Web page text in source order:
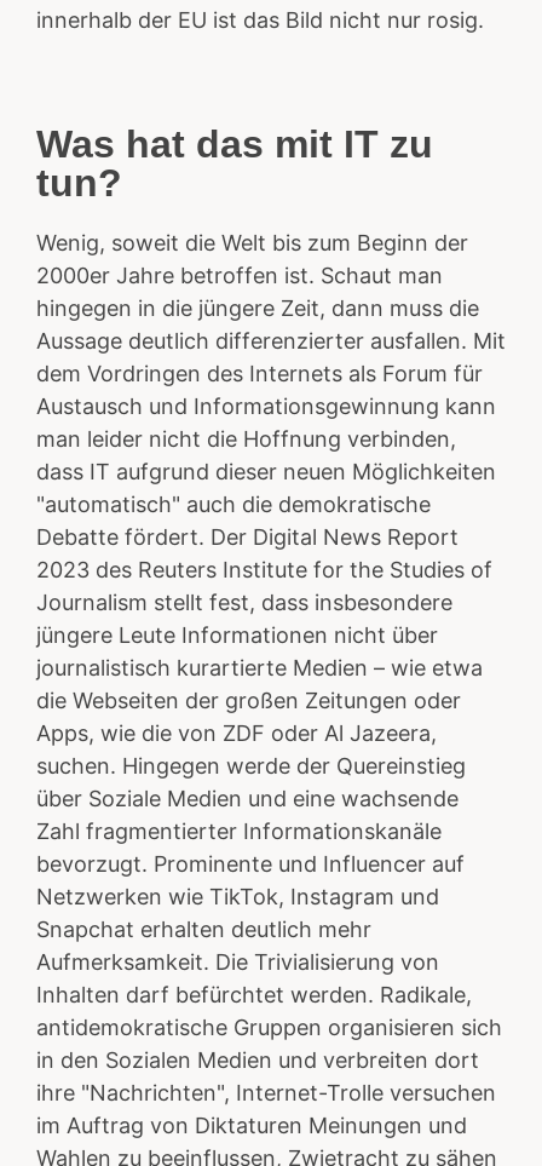
innerhalb der EU ist das Bild nicht nur rosig.
Was hat das mit IT zu
tun?
Wenig, soweit die Welt bis zum Beginn der
2000er Jahre betroffen ist. Schaut man
hingegen in die jüngere Zeit, dann muss die
Aussage deutlich differenzierter ausfallen. Mit
dem Vordringen des Internets als Forum für
Austausch und Informationsgewinnung kann
man leider nicht die Hoffnung verbinden,
dass IT aufgrund dieser neuen Möglichkeiten
"automatisch" auch die demokratische
Debatte fördert. Der Digital News Report
2023 des Reuters Institute for the Studies of
Journalism stellt fest, dass insbesondere
jüngere Leute Informationen nicht über
journalistisch kurartierte Medien – wie etwa
die Webseiten der großen Zeitungen oder
Apps, wie die von ZDF oder Al Jazeera,
suchen. Hingegen werde der Quereinstieg
über Soziale Medien und eine wachsende
Zahl fragmentierter Informationskanäle
bevorzugt. Prominente und Influencer auf
Netzwerken wie TikTok, Instagram und
Snapchat erhalten deutlich mehr
Aufmerksamkeit. Die Trivialisierung von
Inhalten darf befürchtet werden. Radikale,
antidemokratische Gruppen organisieren sich
in den Sozialen Medien und verbreiten dort
ihre "Nachrichten", Internet-Trolle versuchen
im Auftrag von Diktaturen Meinungen und
Wahlen zu beeinflussen, Zwietracht zu sähen